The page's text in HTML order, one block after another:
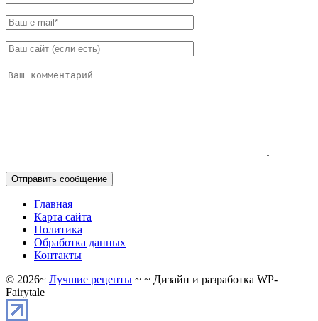
Главная
Карта сайта
Политика
Обработка данных
Контакты
© 2026~ Лучшие рецепты ~ ~ Дизайн и разработка WP-
Fairytale